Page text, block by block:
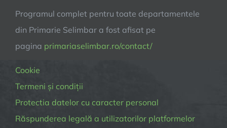
Programul complet pentru toate departamentele
din Primarie Selimbar a fost afisat pe
pagina primariaselimbar.ro/contact/
Cookie
Termeni și condiții
Protectia datelor cu caracter personal
Răspunderea legală a utilizatorilor platformelor